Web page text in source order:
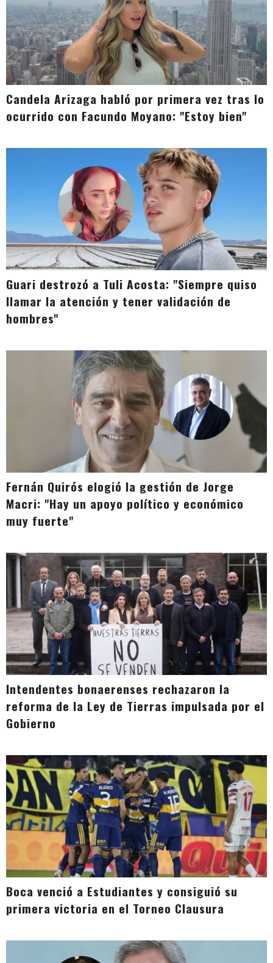
Candela Arizaga habló por primera vez tras lo
ocurrido con Facundo Moyano: "Estoy bien"
Guari destrozó a Tuli Acosta: "Siempre quiso
llamar la atención y tener validación de
hombres"
Fernán Quirós elogió la gestión de Jorge
Macri: "Hay un apoyo político y económico
muy fuerte"
Intendentes bonaerenses rechazaron la
reforma de la Ley de Tierras impulsada por el
Gobierno
Boca venció a Estudiantes y consiguió su
primera victoria en el Torneo Clausura